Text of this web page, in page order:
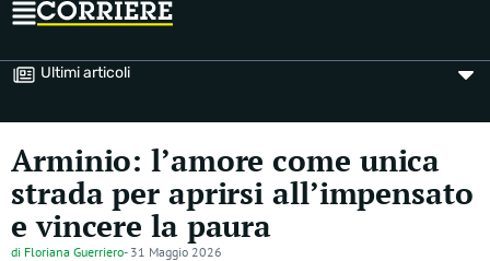
Ultimi articoli
Arminio: l’amore come unica
strada per aprirsi all’impensato
e vincere la paura
di Floriana Guerriero- 31 Maggio 2026